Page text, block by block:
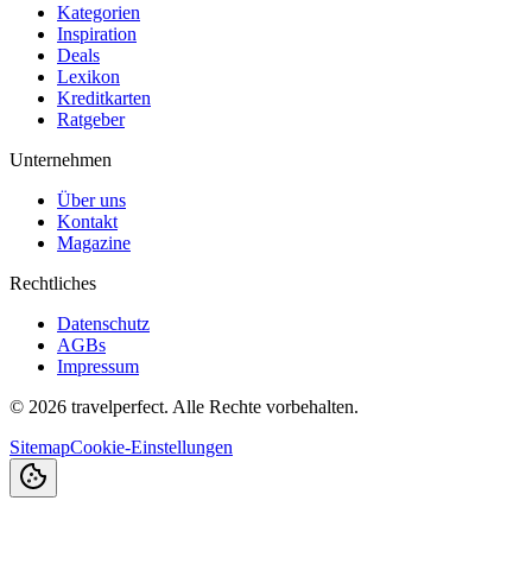
Kategorien
Inspiration
Deals
Lexikon
Kreditkarten
Ratgeber
Unternehmen
Über uns
Kontakt
Magazine
Rechtliches
Datenschutz
AGBs
Impressum
© 2026 travelperfect. Alle Rechte vorbehalten.
SitemapCookie-Einstellungen